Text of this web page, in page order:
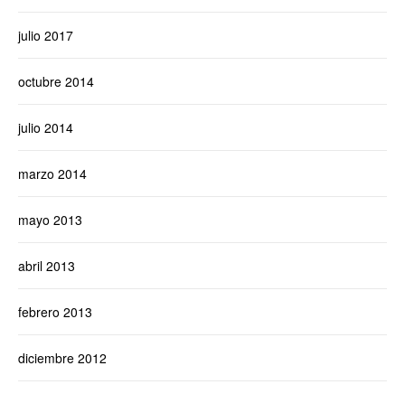
julio 2017
octubre 2014
julio 2014
marzo 2014
mayo 2013
abril 2013
febrero 2013
diciembre 2012